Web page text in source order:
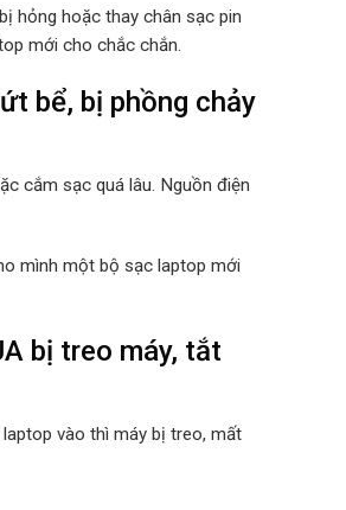
hỏng hoặc thay chân sạc pin
mới cho chắc chắn.
bể, bị phồng chảy
cắm sạc quá lâu. Nguồn điện
mình một bộ sạc laptop mới
bị treo máy, tắt
vào thì máy bị treo, mất